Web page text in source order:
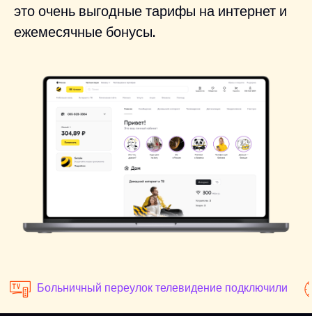
это очень выгодные тарифы на интернет и
ежемесячные бонусы.
Больничный переулок телевидение подключили